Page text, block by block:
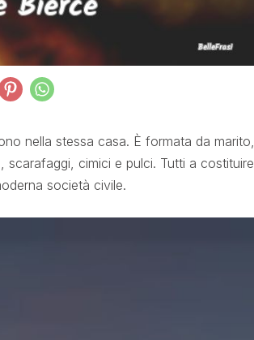
nella stessa casa. È formata da marito,
cimici e pulci. Tutti a costituire
società civile.